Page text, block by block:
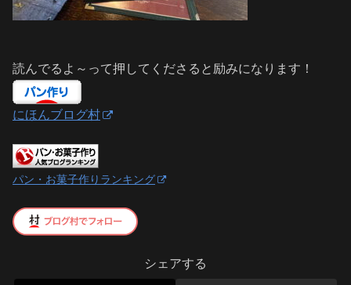
読んでるよ～って押してくださると励みになります！
にほんブログ村
パン・お菓子作りランキング
シェアする